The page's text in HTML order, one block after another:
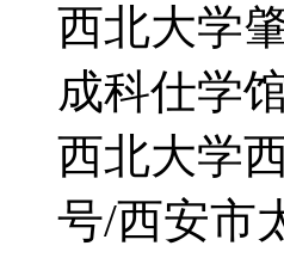
西北大学
成科仕学
西北大学
号/西安市